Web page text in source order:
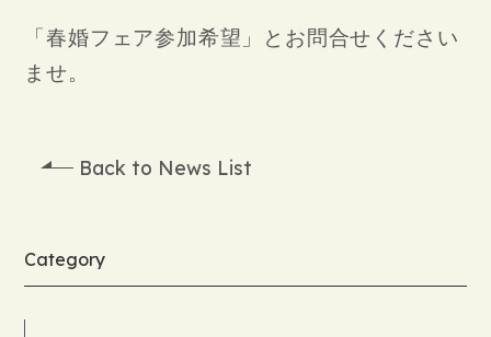
「春婚フェア参加希望」とお問合せください
ませ。
Back to News List
Category